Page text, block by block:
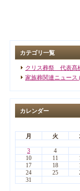
カテゴリ一覧
クリス葬祭 代表髙
家族葬関連ニュース
カレンダー
月
火
3
4
10
11
17
18
24
25
31